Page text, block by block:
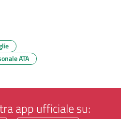
ATA
app ufficiale su: